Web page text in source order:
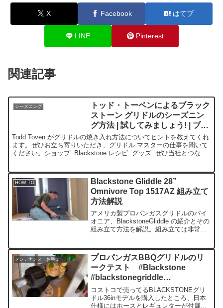
X Facebook はてブ
LINE Pinterest
関連記事
シーズニング
トッド・トーベンによるブラック
ストーン グリドルのシーズニン
グ方法 | 試してみましょう! | ブラ
ックストーン グリドル
Todd Toven がグリドルの焼き入れ方法についてヒントを教えてくれ
ます。ぜひお立ち寄りいただき、グリドル マスターの仕事を聞いて
ください。ショップ: Blackstone レシピ: グッズ: ぜひ当社とつなが
HOW TO
Blackstone Gliddle 28”
Omnivore Top 1517AZ 組み立て
方法解説
アメリカ製プロパンガスグリドルのパイ
オニア、BlackstoneGliddle の紹介とその
組み立て方法を解説。組み立ては非常に
す。 ご存知ない方のために、Black...
メンテナンス・お手入れ方法
プロパンガスBBQグリドルのリ
ークテスト #Blackstone
#blackstonegriddle
#LPGLeaktest
コストコで売ってるBLACKSTONEグリ
ドル36inモデルを購入したところ、日本
仕様にはホースとレギュレターが付属し